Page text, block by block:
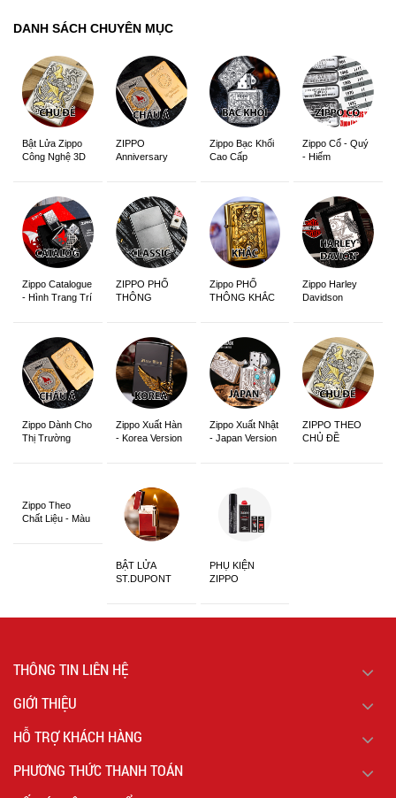
DANH SÁCH CHUYÊN MỤC
Bật Lửa Zippo
Công Nghệ 3D
ZIPPO
Anniversary
Zippo Bạc Khối
Cao Cấp
Zippo Cổ - Quý
- Hiếm
Zippo Catalogue
- Hình Trang Trí
ZIPPO PHỔ
THÔNG
Zippo PHỔ
THÔNG KHẮC
Zippo Harley
Davidson
Zippo Dành Cho
Thị Trường
Zippo Xuất Hàn
- Korea Version
Zippo Xuất Nhật
- Japan Version
ZIPPO THEO
CHỦ ĐỀ
Zippo Theo
Chất Liệu - Màu
BẬT LỬA
ST.DUPONT
PHỤ KIỆN
ZIPPO
THÔNG TIN LIÊN HỆ
GIỚI THIỆU
HỖ TRỢ KHÁCH HÀNG
PHƯƠNG THỨC THANH TOÁN